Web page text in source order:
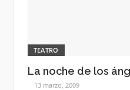
TEATRO
La noche de los
13 marzo, 2009